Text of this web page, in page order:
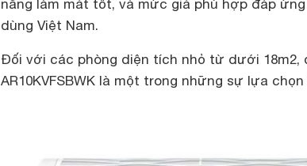
năng làm mát tốt, và mức giá phù hợp đáp
dùng Việt Nam.
Đối với các phòng diện tích nhỏ từ dưới 18m2,
AR10KVFSBWK là một trong những sự lựa